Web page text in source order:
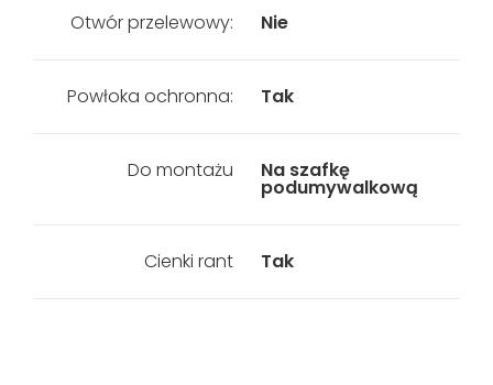
Otwór przelewowy: Nie
Powłoka ochronna: Tak
Do montażu Na szafkę
podumywalkową
Cienki rant Tak